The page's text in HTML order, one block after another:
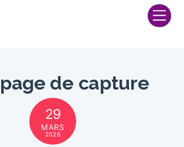
page de capture
29
MARS
2026